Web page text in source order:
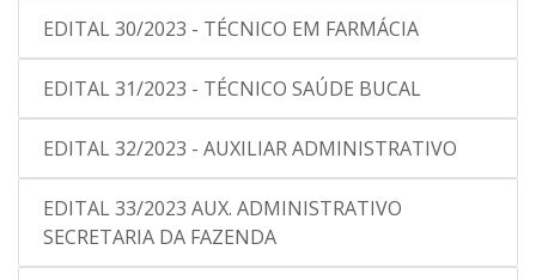
EDITAL 30/2023 - TÉCNICO EM FARMÁCIA
EDITAL 31/2023 - TÉCNICO SAÚDE BUCAL
EDITAL 32/2023 - AUXILIAR ADMINISTRATIVO
EDITAL 33/2023 AUX. ADMINISTRATIVO
SECRETARIA DA FAZENDA